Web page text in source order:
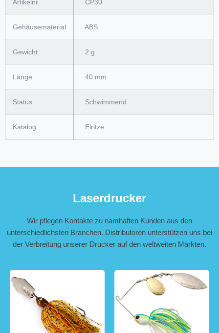
Artikelnr. CP30
Gehäusematerial ABS
Gewicht 2 g
Länge 40 mm
Status Schwimmend
Katalog Elritze
Laserdrucker
Wir pflegen Kontakte zu namhaften Kunden aus den
unterschiedlichsten Branchen. Distributoren unterstützen uns bei
der Verbreitung unserer Drucker auf den weltweiten Märkten.